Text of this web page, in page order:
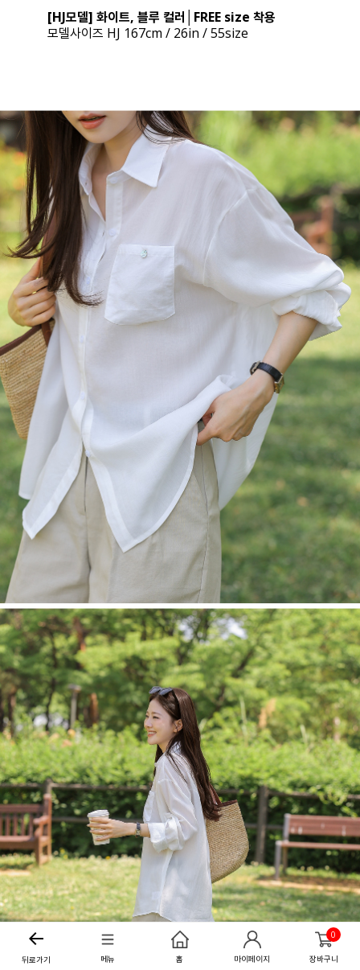
뒤로가기 메뉴 홈 마이페이지
0
장바구니
[HJ모델] 화이트, 블루 컬러│FREE size 착용
모델사이즈 HJ 167cm / 26in / 55size